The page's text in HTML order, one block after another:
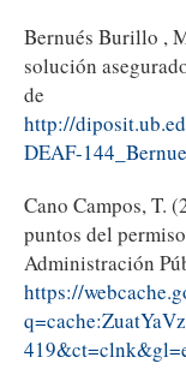
Bernués Burillo ,
solución
de
http://
DEAF-
Cano Campos, T.
puntos del
Administración
https://